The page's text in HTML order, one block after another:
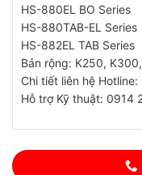
HS-880EL BO Series
HS-880TAB-EL Series
HS-882EL TAB Series
Bản rộng: K250,
Chi tiết liên hệ
Hỗ trợ Kỹ thuật: 0914